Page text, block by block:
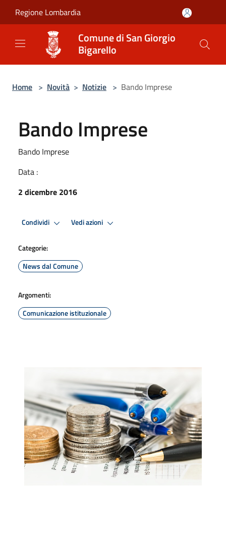
Regione Lombardia
Comune di San Giorgio
Bigarello
Home > Novità > Notizie > Bando Imprese
Bando Imprese
Bando Imprese
Data :
2 dicembre 2016
Condividi Vedi azioni
Categorie:
News dal Comune
Argomenti:
Comunicazione istituzionale